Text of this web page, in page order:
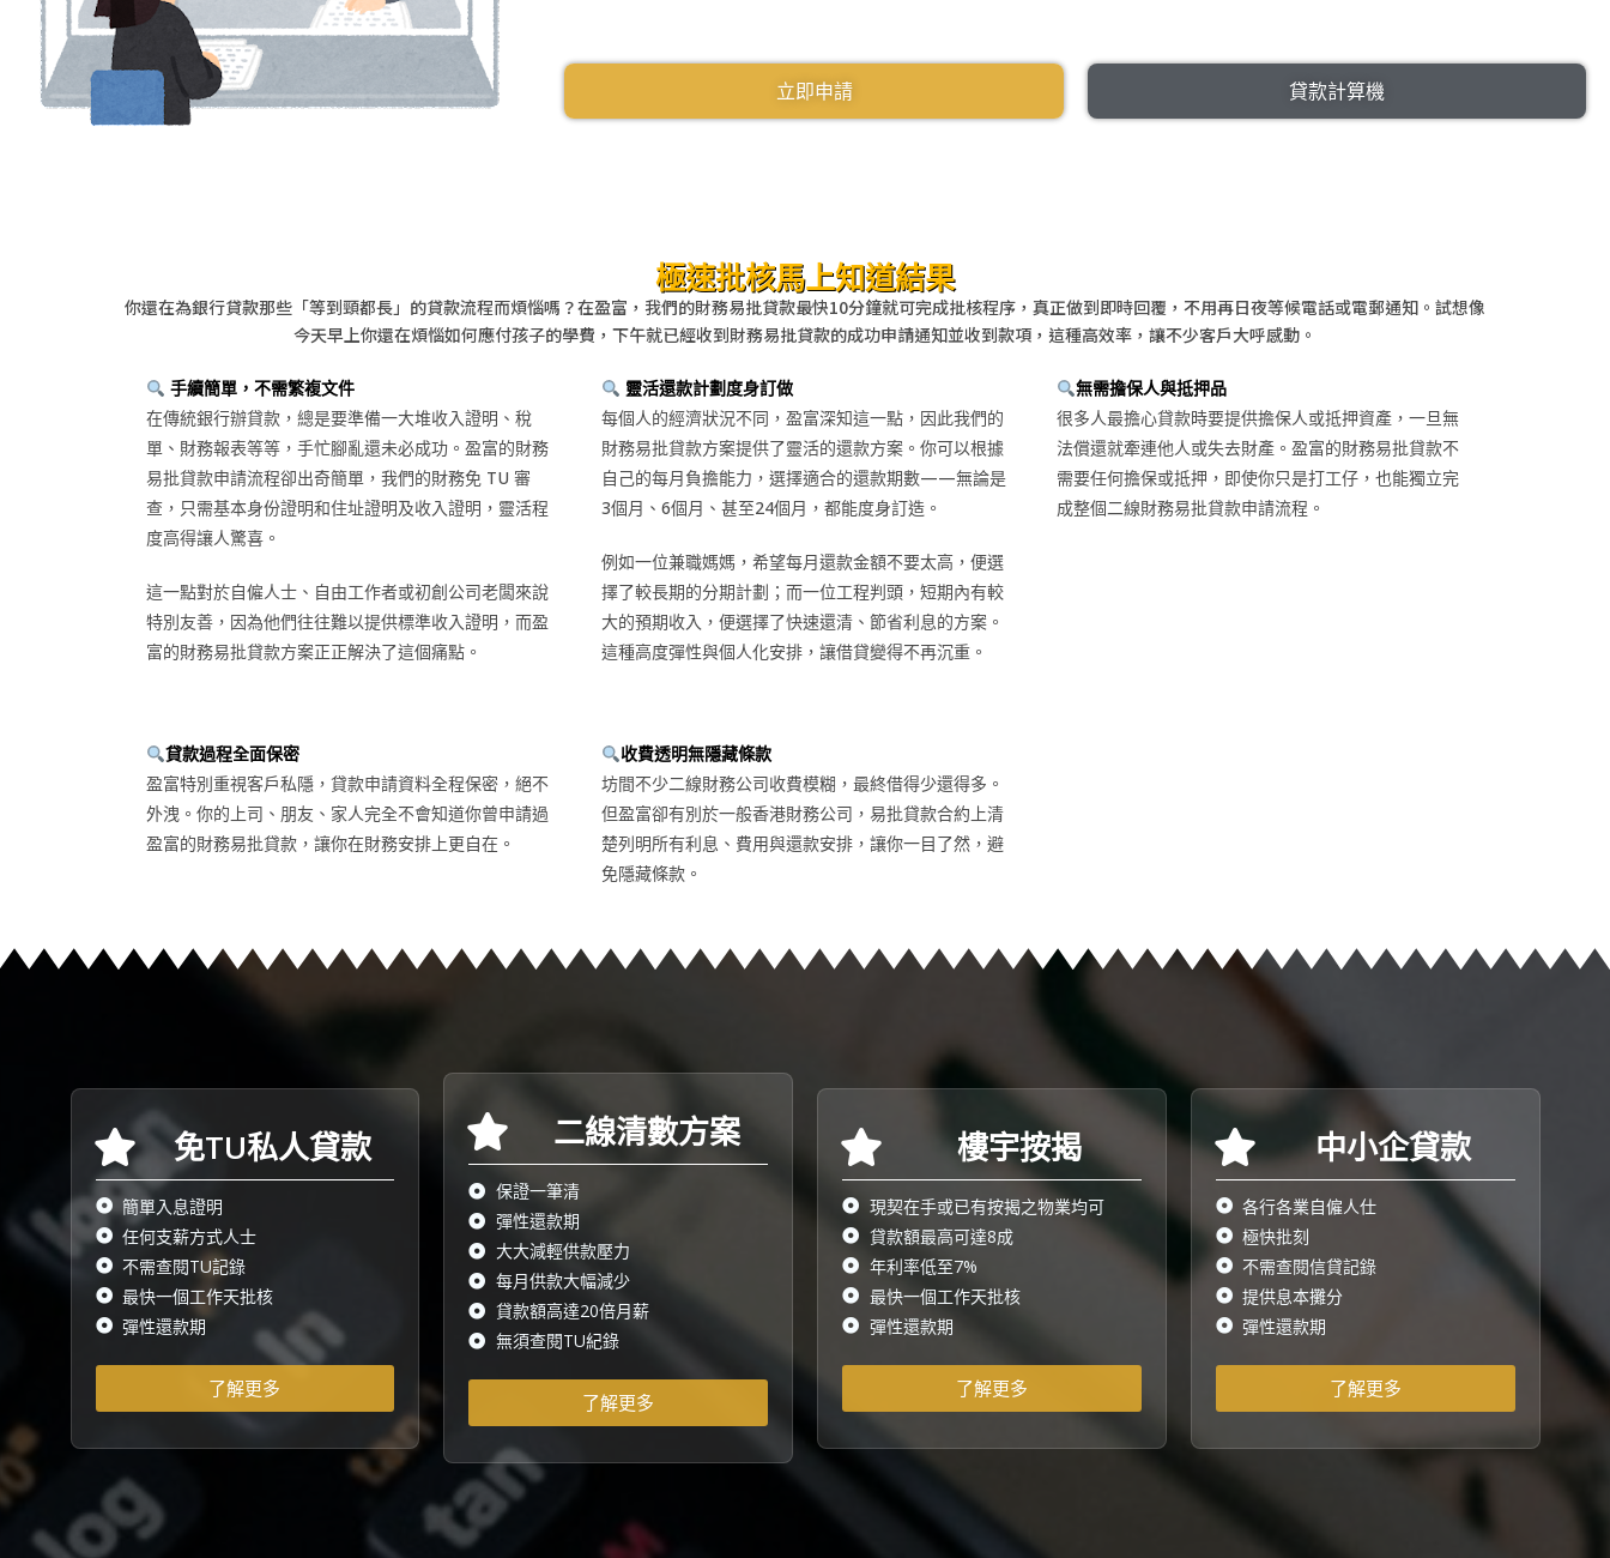
立即申請 貸款計算機
極速批核馬上知道結果
你還在為銀行貸款那些「等到頸都長」的貸款流程而煩惱嗎？在盈富，我們的財務易批貸款最快10分鐘就可完成批核程序，真正做到即時回覆，不用再日夜等候電話或電郵通知。試想像
今天早上你還在煩惱如何應付孩子的學費，下午就已經收到財務易批貸款的成功申請通知並收到款項，這種高效率，讓不少客戶大呼感動。
手續簡單，不需繁複文件
在傳統銀行辦貸款，總是要準備一大堆收入證明、稅
單、財務報表等等，手忙腳亂還未必成功。盈富的財務
易批貸款申請流程卻出奇簡單，我們的財務免 TU 審
查，只需基本身份證明和住址證明及收入證明，靈活程
度高得讓人驚喜。
這一點對於自僱人士、自由工作者或初創公司老闆來說
特別友善，因為他們往往難以提供標準收入證明，而盈
富的財務易批貸款方案正正解決了這個痛點。
靈活還款計劃度身訂做
每個人的經濟狀況不同，盈富深知這一點，因此我們的
財務易批貸款方案提供了靈活的還款方案。你可以根據
自己的每月負擔能力，選擇適合的還款期數——無論是
3個月、6個月、甚至24個月，都能度身訂造。
例如一位兼職媽媽，希望每月還款金額不要太高，便選
擇了較長期的分期計劃；而一位工程判頭，短期內有較
大的預期收入，便選擇了快速還清、節省利息的方案。
這種高度彈性與個人化安排，讓借貸變得不再沉重。
無需擔保人與抵押品
很多人最擔心貸款時要提供擔保人或抵押資產，一旦無
法償還就牽連他人或失去財產。盈富的財務易批貸款不
需要任何擔保或抵押，即使你只是打工仔，也能獨立完
成整個二線財務易批貸款申請流程。
貸款過程全面保密
盈富特別重視客戶私隱，貸款申請資料全程保密，絕不
外洩。你的上司、朋友、家人完全不會知道你曾申請過
盈富的財務易批貸款，讓你在財務安排上更自在。
收費透明無隱藏條款
坊間不少二線財務公司收費模糊，最終借得少還得多。
但盈富卻有別於一般香港財務公司，易批貸款合約上清
楚列明所有利息、費用與還款安排，讓你一目了然，避
免隱藏條款。
免TU私人貸款
簡單入息證明
任何支薪方式人士
不需查閱TU記錄
最快一個工作天批核
彈性還款期
了解更多
二線清數方案​
保證一筆清
彈性還款期
大大減輕供款壓力
每月供款大幅減少
貸款額高達20倍月薪
無須查閱TU紀錄
了解更多
樓宇按揭
現契在手或已有按揭之物業均可
貸款額最高可達8成
年利率低至7%
最快一個工作天批核
彈性還款期
了解更多
中小企貸款
各行各業自僱人仕
極快批刻
不需查閱信貸記錄
提供息本攤分
彈性還款期
了解更多